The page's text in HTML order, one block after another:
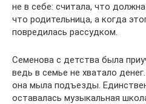
не в себе: считала, что
что родительница, а когда
повредилась рассудком.
Семенова с детства была
ведь в семье не хватало
она мыла подъезды.
оставалась музыкальная